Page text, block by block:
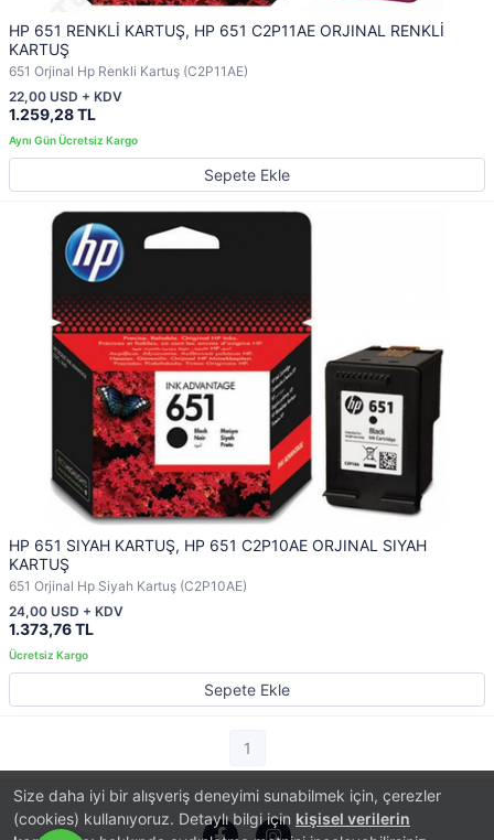
Size daha iyi bir alışveriş deneyimi sunabilmek için, çerezler
(cookies) kullanıyoruz. Detaylı bilgi için kişisel verilerin
HP 651 RENKLİ KARTUŞ, HP 651 C2P11AE ORJINAL RENKLİ
KARTUŞ
651 Orjinal Hp Renkli Kartuş (C2P11AE)
1.259,28 TL
22,00 USD + KDV
Sepete Ekle
HP 651 SIYAH KARTUŞ, HP 651 C2P10AE ORJINAL SIYAH
KARTUŞ
651 Orjinal Hp Siyah Kartuş (C2P10AE)
1.373,76 TL
24,00 USD + KDV
Sepete Ekle
1